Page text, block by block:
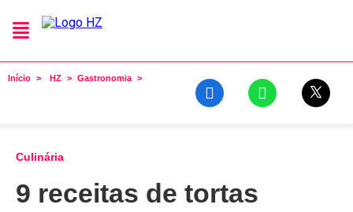
Início HZ Gastronomia
Culinária
9 receitas de tortas